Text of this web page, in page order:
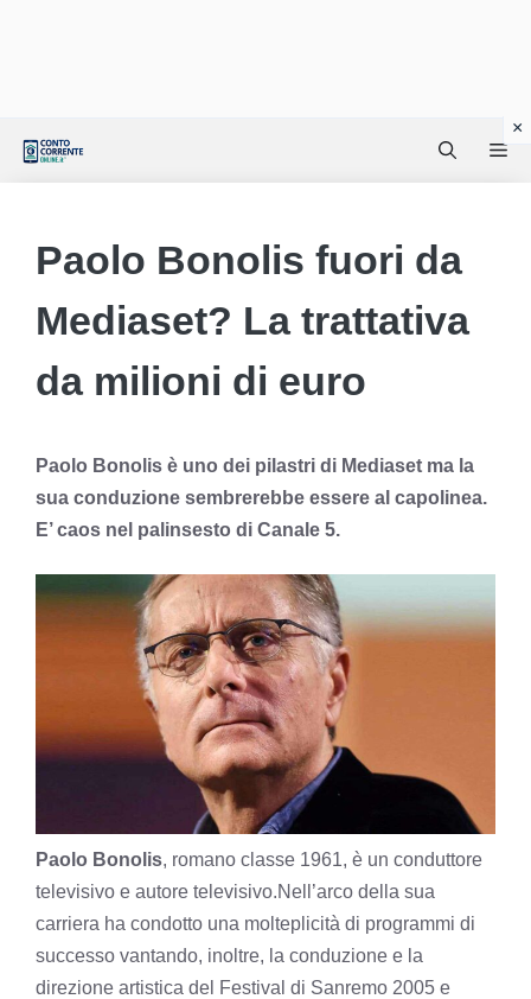
Paolo Bonolis fuori da
Mediaset? La trattativa
da milioni di euro
Paolo Bonolis è uno dei pilastri di Mediaset ma la
sua conduzione sembrerebbe essere al capolinea.
E’ caos nel palinsesto di Canale 5.
Paolo Bonolis, romano classe 1961, è un conduttore
televisivo e autore televisivo.Nell’arco della sua
carriera ha condotto una molteplicità di programmi di
successo vantando, inoltre, la conduzione e la
direzione artistica del Festival di Sanremo 2005 e